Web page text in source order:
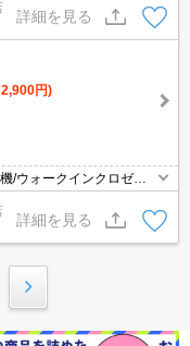
座/ガスコンロ付/床下収
（室内）/バルコニー/シ
詳細を見る
円)
/ウォークインクロゼッ
クス/防犯カメラ/エアコン
座/ガスコンロ2口以上/床
置場（室内）/洗面所独
詳細を見る